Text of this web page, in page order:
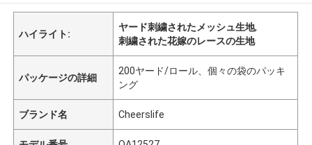
ハイライト:
ヤード刺繍されたメッシュ生地,
刺繍された花嫁のレースの生地
パッケージの詳細
200ヤード/ロール、個々の袋のパッキ
ング
ブランド名 Cheerslife